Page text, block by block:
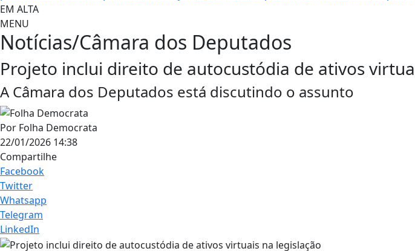
EM ALTA
MENU
Notícias/Câmara dos Deputados
Projeto inclui direito de autocustódia de ativos
A Câmara dos Deputados está discutindo o assunto
Por Folha Democrata
22/01/2026 14:38
Compartilhe
Facebook
Twitter
Whatsapp
Telegram
LinkedIn